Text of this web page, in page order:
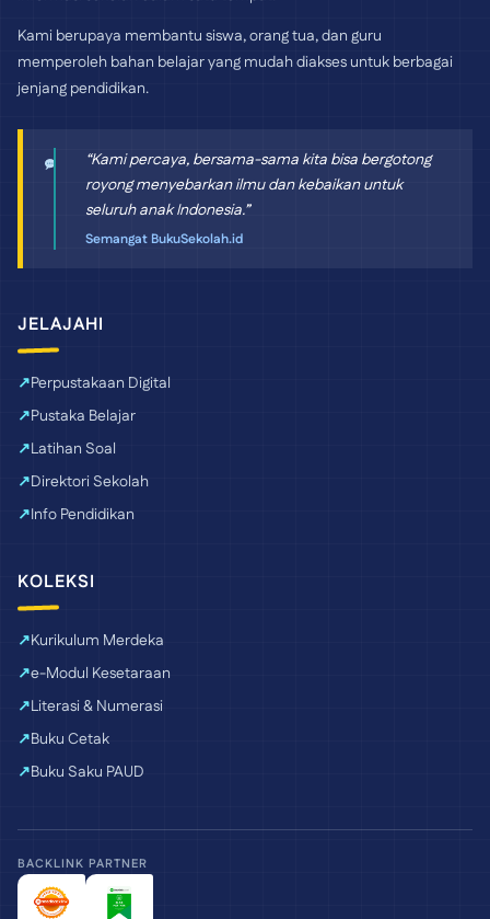
Kami berupaya membantu siswa, orang tua, dan guru
memperoleh bahan belajar yang mudah diakses untuk berbagai
jenjang pendidikan.
“Kami percaya, bersama-sama kita bisa bergotong
royong menyebarkan ilmu dan kebaikan untuk
seluruh anak Indonesia.”
Semangat BukuSekolah.id
JELAJAHI
Perpustakaan Digital
Pustaka Belajar
Latihan Soal
Direktori Sekolah
Info Pendidikan
KOLEKSI
Kurikulum Merdeka
e-Modul Kesetaraan
Literasi & Numerasi
Buku Cetak
Buku Saku PAUD
BACKLINK PARTNER